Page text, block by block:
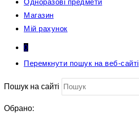
Одноразові предмети
Магазин
Мій рахунок
0
Перемкнути пошук на веб-сайті
Пошук на сайті
Обрано: